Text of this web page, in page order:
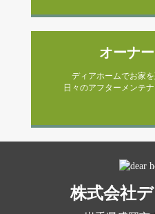
オーナ
ディアホームでお家
日々のアフターメンテ
株式会社